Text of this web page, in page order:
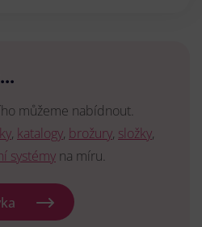
můžeme nabídnout.
, katalogy, brožury, složky,
systémy na míru.